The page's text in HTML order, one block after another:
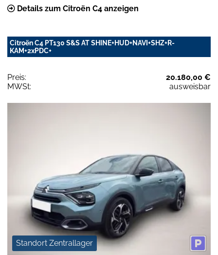
Details zum Citroën C4 anzeigen
Citroën C4 PT130 S&S AT SHINE+HUD+NAVI+SHZ+R-
KAM+2xPDC+
Preis:
20.180,00 €
MWSt:
ausweisbar
Standort Zentrallager